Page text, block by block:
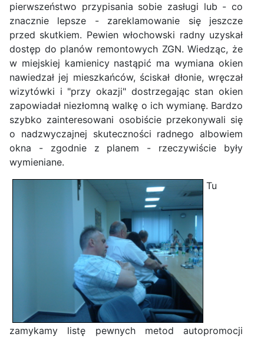
pierwszeństwo przypisania sobie zasługi lub - co
znacznie lepsze - zareklamowanie się jeszcze
przed skutkiem. Pewien włochowski radny uzyskał
dostęp do planów remontowych ZGN. Wiedząc, że
w miejskiej kamienicy nastąpić ma wymiana okien
nawiedzał jej mieszkańców, ściskał dłonie, wręczał
wizytówki i "przy okazji" dostrzegając stan okien
zapowiadał niezłomną walkę o ich wymianę. Bardzo
szybko zainteresowani osobiście przekonywali się
o nadzwyczajnej skuteczności radnego albowiem
okna - zgodnie z planem - rzeczywiście były
wymieniane.
Tu
zamykamy listę pewnych metod autopromocji